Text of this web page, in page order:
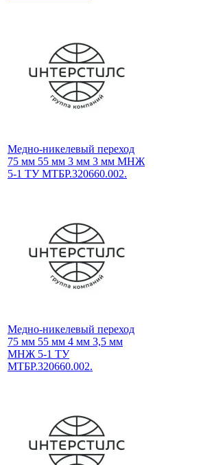
Медно-никелевый переход
75 мм 55 мм 3 мм 3 мм МНЖ
5-1 ТУ МТБР.320660.002.
Медно-никелевый переход
75 мм 55 мм 4 мм 3,5 мм
МНЖ 5-1 ТУ
МТБР.320660.002.